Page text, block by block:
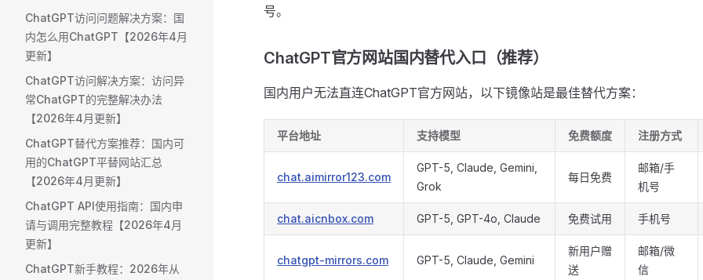
ChatGPT访问问题解决方案：国
内怎么用ChatGPT【2026年4月
更新】
ChatGPT访问解决方案：访问异
常ChatGPT的完整解决办法
【2026年4月更新】
ChatGPT替代方案推荐：国内可
用的ChatGPT平替网站汇总
【2026年4月更新】
ChatGPT API使用指南：国内申
请与调用完整教程【2026年4月
更新】
ChatGPT新手教程：2026年从
号。
ChatGPT官方网站国内替代入口（推荐）
国内用户无法直连ChatGPT官方网站，以下镜像站是最佳替代方案：
平台地址 支持模型 免费额度 注册方式
chat.aimirror123.com
GPT-5, Claude, Gemini,
Grok
每日免费
邮箱/手
机号
chat.aicnbox.com GPT-5, GPT-4o, Claude 免费试用 手机号
chatgpt-mirrors.com GPT-5, Claude, Gemini
新用户赠
送
邮箱/微
信